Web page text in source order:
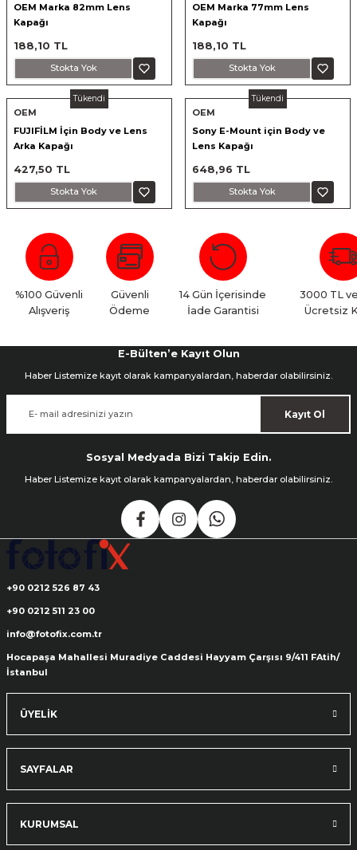
OEM Marka 82mm Lens
Kapağı
188,10 TL
Stokta Yok
OEM Marka 77mm Lens
Kapağı
188,10 TL
Stokta Yok
Tükendi
OEM
FUJIFİLM İçin Body ve Lens
Arka Kapağı
427,50 TL
Stokta Yok
Tükendi
OEM
Sony E-Mount için Body ve
Lens Kapağı
648,96 TL
Stokta Yok
%100 Güvenli
Alışveriş
Güvenli
Ödeme
14 Gün İçerisinde
İade Garantisi
3000 TL
Ücretsiz
E-Bülten’e Kayıt Olun
Haber Listemize kayıt olarak kampanyalardan, haberdar olabilirsiniz.
Kayıt Ol
Sosyal Medyada Bizi Takip Edin.
Haber Listemize kayıt olarak kampanyalardan, haberdar olabilirsiniz.
+90 0212 526 87 43
+90 0212 511 23 00
info@fotofix.com.tr
Hocapaşa Mahallesi Muradiye Caddesi Hayyam Çarşısı 9/411 FAtih/
İstanbul
ÜYELİK
SAYFALAR
KURUMSAL